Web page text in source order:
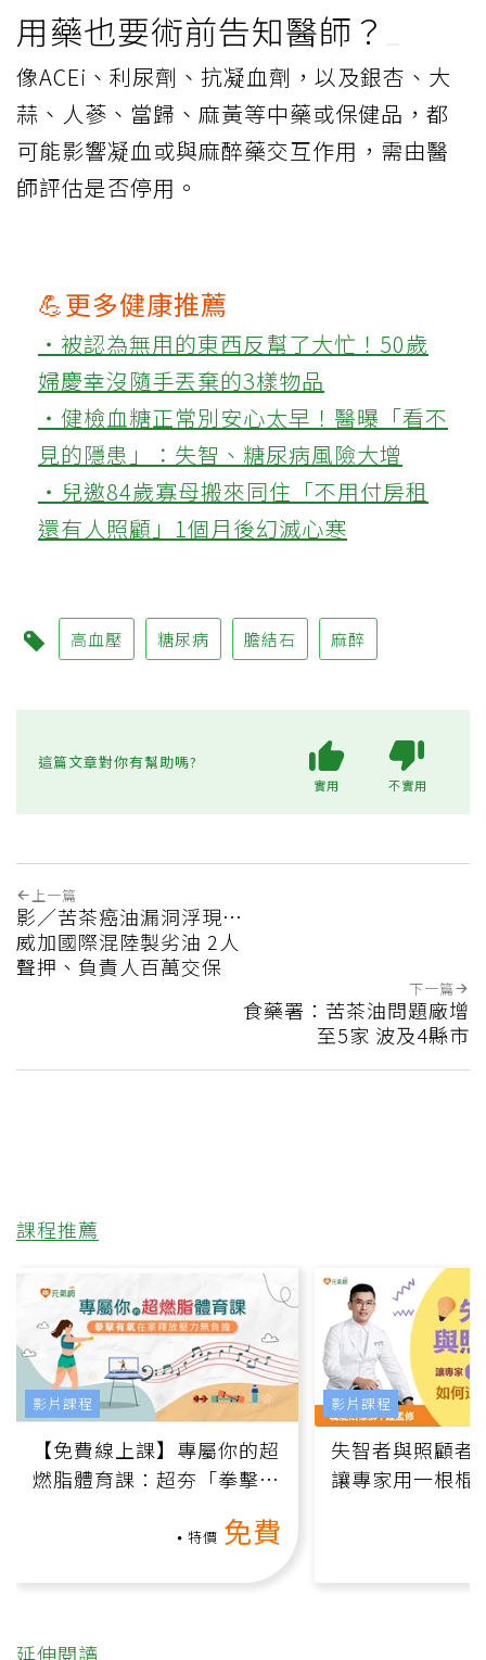
用藥也要術前告知醫師？
像ACEi、利尿劑、抗凝血劑，以及銀杏、大
蒜、人蔘、當歸、麻黃等中藥或保健品，都
可能影響凝血或與麻醉藥交互作用，需由醫
師評估是否停用。
💪更多健康推薦
‧被認為無用的東西反幫了大忙！50歲
婦慶幸沒隨手丟棄的3樣物品
‧健檢血糖正常別安心太早！醫曝「看不
見的隱患」：失智、糖尿病風險大增
‧兒邀84歲寡母搬來同住「不用付房租
還有人照顧」1個月後幻滅心寒
高血壓 糖尿病 膽結石 麻醉
這篇文章對你有幫助嗎?
實用 不實用
上一篇
影／苦茶癌油漏洞浮現…
威加國際混陸製劣油 2人
聲押、負責人百萬交保
下一篇
食藥署：苦茶油問題廠增
至5家 波及4縣市
課程推薦
【免費線上課】專屬你的超
燃脂體育課：超夯「拳擊有
特價 免費
影片課程
失智者與照顧者
讓專家用一根棍
影片課程
延伸閱讀